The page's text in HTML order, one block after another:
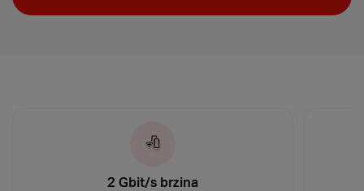
2 Gbit/s brzina